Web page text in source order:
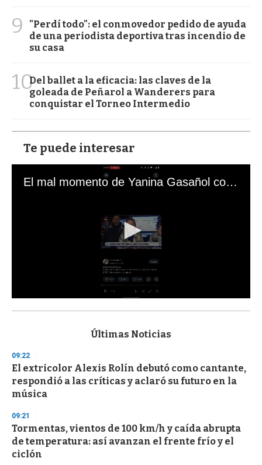
9
"Perdí todo": el conmovedor pedido de ayuda
de una periodista deportiva tras incendio de
su casa
10Del ballet a la eficacia: las claves de la
goleada de Peñarol a Wanderers para
conquistar el Torneo Intermedio
Te puede interesar
El mal momento de Yanina Gasañol con un hincha argentino en "Subrayado"
s
d
s
o
f
3
s
e
c
o
n
Últimas Noticias
09:22
El extricolor Alexis Rolín debutó como cantante,
respondió a las críticas y aclaró su futuro en la
música
09:21
Tormentas, vientos de 100 km/h y caída abrupta
de temperatura: así avanzan el frente frío y el
ciclón